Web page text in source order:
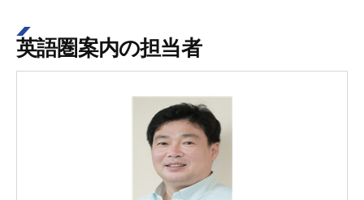
英語圏案内の担当者